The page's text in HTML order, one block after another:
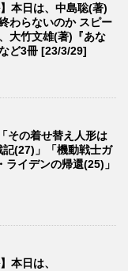
本日は、中島聡(著)
わらないのか スピー
大竹文雄(著)『あな
ど3冊 [23/3/29]
その着せ替え人形は
(27)」「機動戦士ガ
ライデンの帰還(25)」
本日は、